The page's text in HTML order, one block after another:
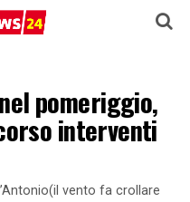
pomeriggio,
interventi
vento fa crollare